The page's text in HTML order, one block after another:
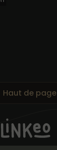
Haut de page